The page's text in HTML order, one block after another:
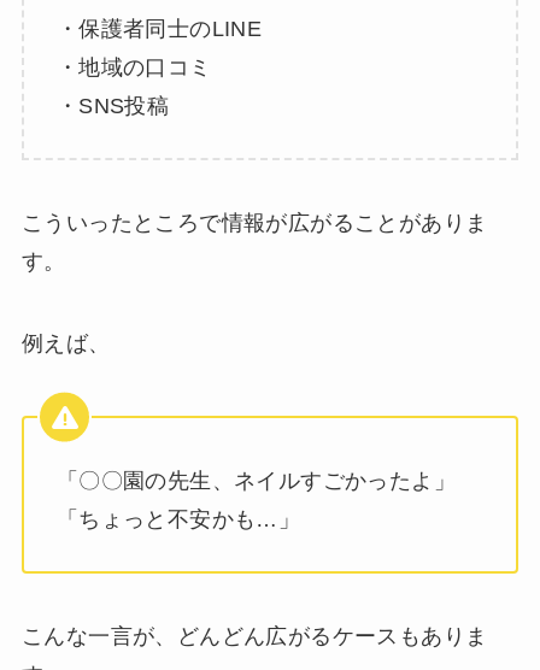
・保護者同士のLINE
・地域の口コミ
・SNS投稿
こういったところで情報が広がることがありま
す。
例えば、
「〇〇園の先生、ネイルすごかったよ」
「ちょっと不安かも…」
こんな一言が、どんどん広がるケースもありま